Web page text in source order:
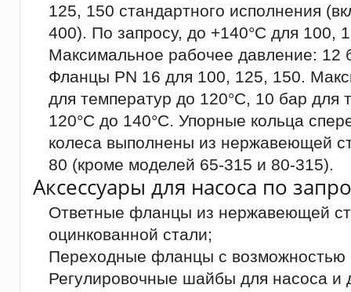
125, 150 стандартного исполнения
400). По запросу, до +140°C для 100,
Максимальное рабочее давление: 12
Фланцы PN 16 для 100, 125, 150.
для температур до 120°C, 10 бар для
120°C до 140°C. Упорные кольца
колеса выполнены из нержавеющей
80 (кроме моделей 65-315 и 80-315).
Аксессуары для насоса по
Ответные фланцы из нержавеющей
оцинкованной стали;
Переходные фланцы с возможностью
Регулировочные шайбы для насоса и